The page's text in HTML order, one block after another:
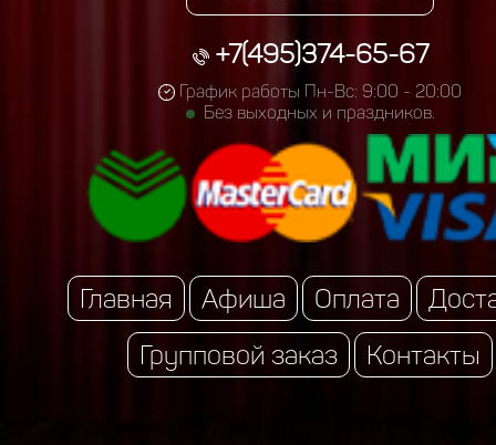
+7(495)374-65-67
График работы Пн-Вс: 9:00 - 20:00
Без выходных и праздников.
Главная Афиша Оплата
Групповой заказ
Контакты